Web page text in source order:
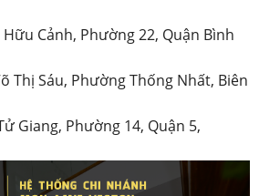
Cảnh, Phường 22, Quận Bình
Thị Sáu, Phường Thống Nhất, Biên
Giang, Phường 14, Quận 5,